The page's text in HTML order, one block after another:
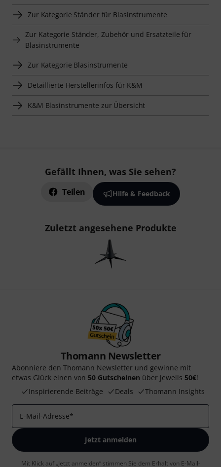
Zur Kategorie Ständer für Blasinstrumente
Zur Kategorie Ständer, Zubehör und Ersatzteile für
Blasinstrumente
Zur Kategorie Blasinstrumente
Detaillierte Herstellerinfos für K&M
K&M Blasinstrumente zur Übersicht
Gefällt Ihnen, was Sie sehen?
Teilen Hilfe & Feedback
Zuletzt angesehene Produkte
Thomann Newsletter
Abonniere den Thomann Newsletter und gewinne mit
etwas Glück einen von 50 Gutscheinen über jeweils 50€!
Inspirierende Beiträge
Deals Thomann Insights
E-Mail-Adresse*
Jetzt anmelden
Mit Klick auf „Jetzt anmelden“ stimmen Sie dem Erhalt von E-Mail-